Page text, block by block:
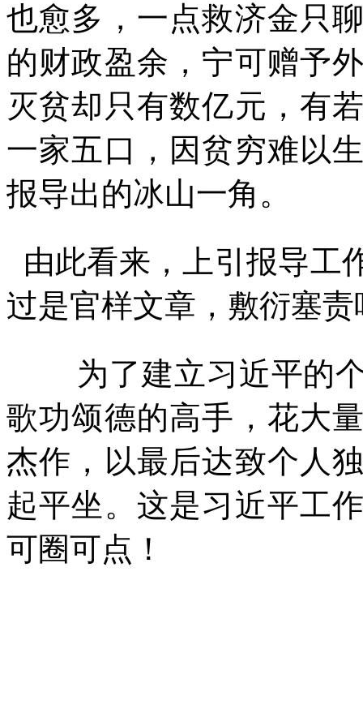
也愈多，一点救济金只
的财政盈余，宁可赠予
灭贫却只有数亿元，有
一家五口，因贫穷难以
报导出的冰山一角。
由此看来，上引报导工
过是官样文章，敷衍塞责
为了建立习近平的
歌功颂德的高手，花大
杰作，以最后达致个人
起平坐。这是习近平工
可圈可点！